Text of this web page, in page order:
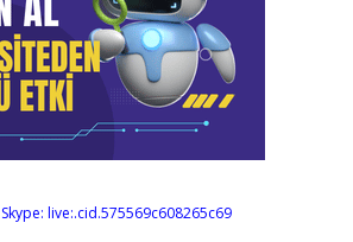
Skype: live:.cid.575569c608265c69